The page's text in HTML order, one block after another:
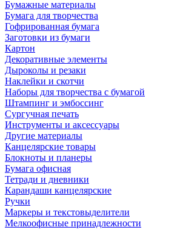
Бумажные материалы
Бумага для творчества
Гофрированная бумага
Заготовки из бумаги
Картон
Декоративные элементы
Дыроколы и резаки
Наклейки и скотчи
Наборы для творчества с бумагой
Штампинг и эмбоссинг
Сургучная печать
Инструменты и аксессуары
Другие материалы
Канцелярские товары
Блокноты и планеры
Бумага офисная
Тетради и дневники
Карандаши канцелярские
Ручки
Маркеры и текстовыделители
Мелкоофисные принадлежности